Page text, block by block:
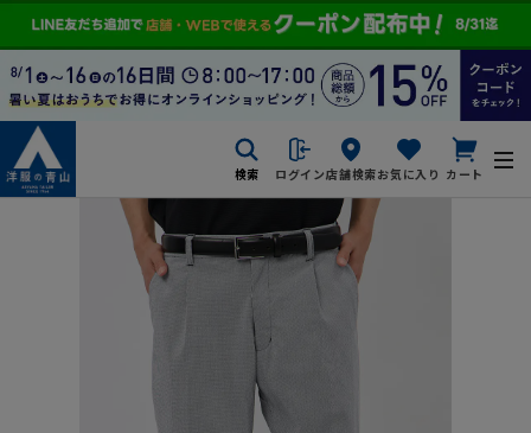
検索 ログイン店舗検索お気に入り カート